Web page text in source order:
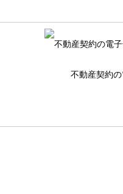
不動産契約